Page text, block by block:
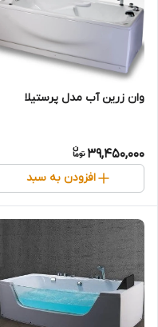
وان زرین آب مدل پرستیلا
39,450,000
افزودن به سبد